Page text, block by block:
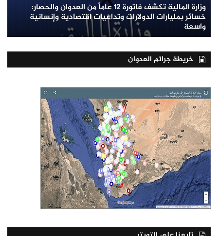
وزارة المالية تكشف فاتورة 12 عاماً من العدوان والحصار:
خسائر بمليارات الدولارات وتداعيات اقتصادية وإنسانية
واسعة
خريطة جرائم العدوان